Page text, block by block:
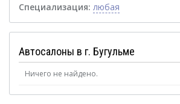
Специализация: любая
Автосалоны в г. Бугульме
Ничего не найдено.